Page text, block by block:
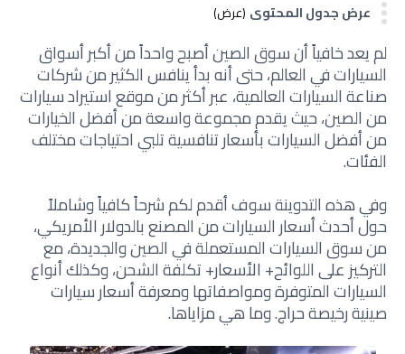
عرض جدول المحتوى (عرض)
لم يعد خافياً أن سوق الصين أصبح واحداً من أكبر أسواق
السيارات في العالم، حتى أنه بدأ ينافس الكثير من شركات
صناعة السيارات العالمية، عبر أكثر من موقع استيراد سيارات
من الصين، حيث يقدم مجموعة واسعة من أفضل الخيارات
من أفضل السيارات بأسعار تنافسية تلبي احتياجات مختلف
الفئات.
وفي هذه التدوينة سوف أقدم لكم شرحاً كافياً وشاملاً
حول أحدث أسعار السيارات من المصنع بالدولار الأمريكي،
من سوق السيارات المستعملة في الصين والجديدة، مع
التركيز على اللوائح+ الأسعار+ تكلفة الشحن، وكذلك أنواع
السيارات المتوفرة ومواصفاتها ومعرفة أسعار سيارات
صينية رخيصة حراج. وما هي مزاياها.